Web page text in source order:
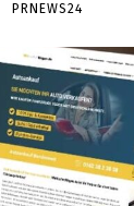
PRNEWS24